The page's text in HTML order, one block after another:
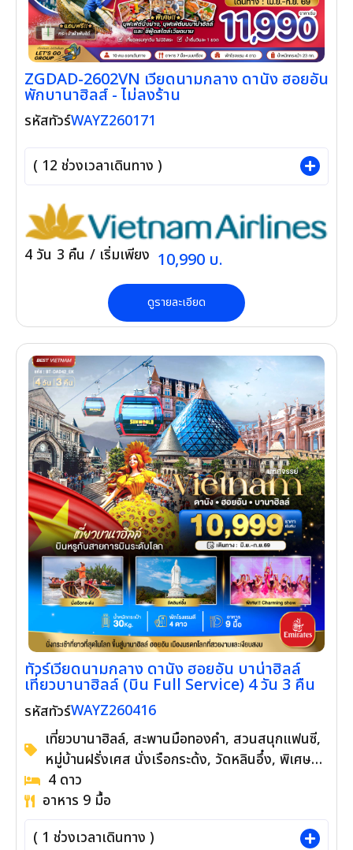
ZGDAD-2602VN เวียดนามกลาง ดานัง ฮอยอัน
พักบานาฮิลส์ - ไม่ลงร้าน
รหัสทัวร์WAYZ260171
( 12 ช่วงเวลาเดินทาง )
4 วัน 3 คืน / เริ่มเพียง 10,990 บ.
ดูรายละเอียด
ทัวร์เวียดนามกลาง ดานัง ฮอยอัน บาน่าฮิลล์
เที่ยวบานาฮิลล์ (บิน Full Service) 4 วัน 3 คืน
รหัสทัวร์WAYZ260416
เที่ยวบานาฮิลล์, สะพานมือทองคำ, สวนสนุกแฟนซี,
หมู่บ้านฝรั่งเศส นั่งเรือกระด้ง, วัดหลินอึ๋ง, พิเศษ
Charming Show
4 ดาว
อาหาร 9 มื้อ
( 1 ช่วงเวลาเดินทาง )